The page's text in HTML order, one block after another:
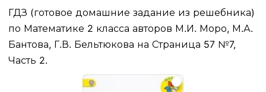
ГДЗ (готовое домашние задание из решебника)
по Математике 2 класса авторов М.И. Моро, М.А.
Бантова, Г.В. Бельтюкова на Страница 57 №7,
Часть 2.